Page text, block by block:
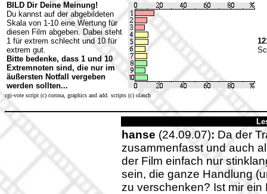
BILD Dir Deine Meinung!
Du kannst auf der abgebildeten
Skala von 1-10 eine Wertung für
diesen Film abgeben. Dabei steht
1 für extrem schlecht und 10 für
extrem gut.
Bitte bedenke, dass 1 und 10
Extremnoten sind, die nur im
äußersten Notfall vergeben
werden sollten...
cgi-vote script (c) corona, graphics and add. scripts (c) olasch
hanse (24.09.07): Da der
zusammenfasst und auch
der Film einfach nur
sein, die ganze Handlung
zu verschenken? Ist mir ein